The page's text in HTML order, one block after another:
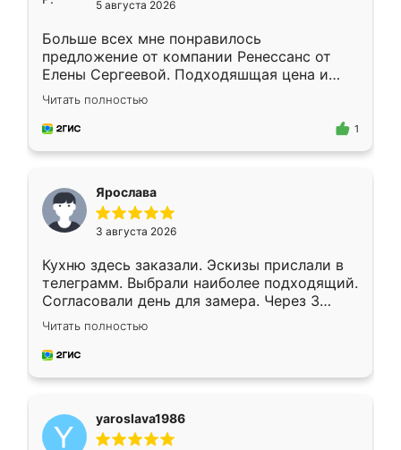
5 августа 2026
Больше всех мне понравилось
предложение от компании Ренессанс от
Елены Сергеевой. Подходяшщая цена и
короткие сроки изготовления. Приехавший
для замера сотрудник Владислав
предложил по моему эскизу самый
Читать полностью
1
Ярослава
3 августа 2026
Кухню здесь заказали. Эскизы прислали в
телеграмм. Выбрали наиболее подходящий.
Согласовали день для замера. Через 3
недели кухня была уже готова. Остались
довольны работой. Спасибо Ренессанс
мебель за качественную работу!
Читать полностью
yaroslava1986